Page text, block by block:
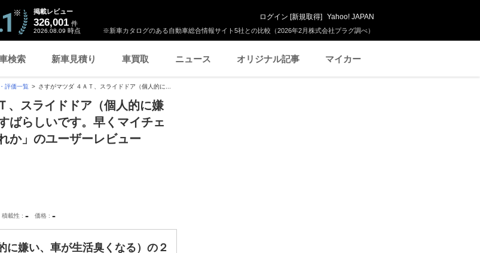
※新車カタログのある自動車総合情報サイト5社との比較（2026年2月株式会社プラグ調べ）
掲載レビュー
326,001 件
2026.08.09 時点
ログイン [新規取得] Yahoo! JAPAN
検索 新車見積り 車買取 ニュース オリジナル記事 マイカー
評価一覧 さすがマツダ ４ＡＴ、スライドドア（個人的に...
、スライドドア（個人的に嫌
ばらしいです。早くマイチェ
か」のユーザーレビュー
積載性 - 価格 -
に嫌い、車が生活臭くなる）の２